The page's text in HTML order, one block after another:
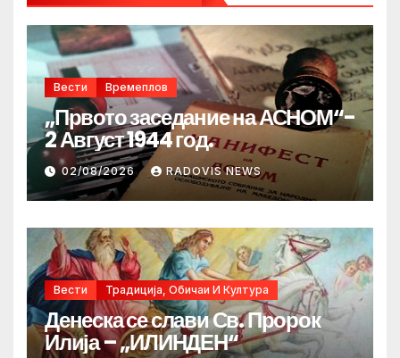
Вести Времеплов
„Првото заседание на АСНОМ“-
2 Август 1944 год.
02/08/2026 RADOVIS NEWS
Вести Традиција, Обичаи И Култура
Денеска се слави Св. Пророк
Илија – „ИЛИНДЕН“